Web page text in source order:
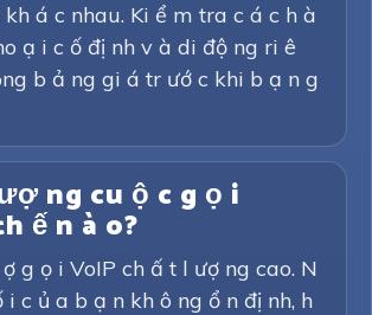
kh á c nhau. Ki ể m tra c á c h à
ạ i c ố đị nh v à di độ ng ri ê
b ả ng gi á tr ướ c khi b ạ n g
ng cu ộ c g ọ i
ế n à o?
g ọ i VoIP ch ấ t l ượ ng cao. N
i c ủ a b ạ n kh ô ng ổ n đị nh, h